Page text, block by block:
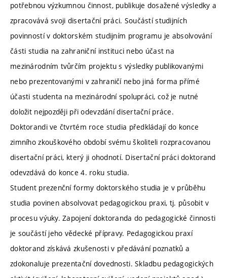
potřebnou výzkumnou činnost, publikuje dosažené výsledky a
zpracovává svoji disertační práci. Součástí studijních
povinností v doktorském studijním programu je absolvování
části studia na zahraniční instituci nebo účast na
mezinárodním tvůrčím projektu s výsledky publikovanými
nebo prezentovanými v zahraničí nebo jiná forma přímé
účasti studenta na mezinárodní spolupráci, což je nutné
doložit nejpozději při odevzdání disertační práce.
Doktorandi ve čtvrtém roce studia předkládají do konce
zimního zkouškového období svému školiteli rozpracovanou
disertační práci, který ji ohodnotí. Disertační práci doktorand
odevzdává do konce 4. roku studia.
Student prezenční formy doktorského studia je v průběhu
studia povinen absolvovat pedagogickou praxi, tj. působit v
procesu výuky. Zapojení doktoranda do pedagogické činnosti
je součástí jeho vědecké přípravy. Pedagogickou praxí
doktorand získává zkušenosti v předávání poznatků a
zdokonaluje prezentační dovednosti. Skladbu pedagogických